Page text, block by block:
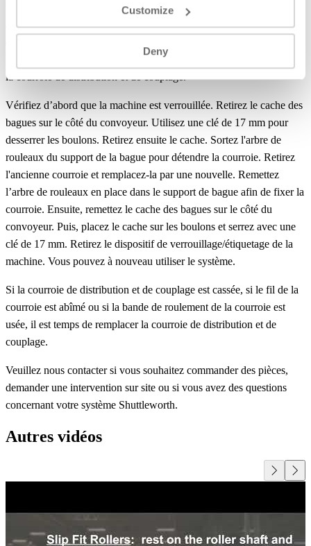
Customize
Deny
transmet la puissance d'un arbre de rouleaux entraîné par une chaîne
à un arbre de rouleaux non entraîné. Si la courroie de distribution et
bande de roulement de la courroie est usée, il est temps de remplacer
la courroie de distribution et de couplage.
Vérifiez d’abord que la machine est verrouillée. Retirez le cache des
bagues sur le côté du convoyeur. Utilisez une clé de 17 mm pour
desserrer les boulons. Retirez ensuite le cache. Sortez l'arbre de
rouleaux du support de la bague pour détendre la courroie. Retirez
l'ancienne courroie et remplacez-la par une nouvelle. Remettez
l’arbre de rouleaux en place dans le support de bague afin de fixer la
courroie. Ensuite, remettez le cache des bagues sur le côté du
convoyeur. Puis, placez le cache sur les boulons et serrez avec une
clé de 17 mm. Retirez le dispositif de verrouillage/étiquetage de la
machine. Vous pouvez à nouveau utiliser le système.
Si la courroie de distribution et de couplage est cassée, si le fil de la
courroie est abîmé ou si la bande de roulement de la courroie est
usée, il est temps de remplacer la courroie de distribution et de
couplage.
Veuillez nous contacter si vous souhaitez commander des pièces,
demander une intervention sur site ou si vous avez des questions
concernant votre système Shuttleworth.
Autres vidéos